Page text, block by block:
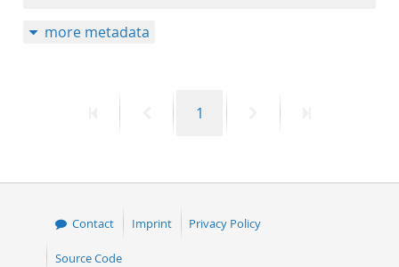
more metadata
PreviousPage
1
Contact Imprint Privacy Policy
Source Code